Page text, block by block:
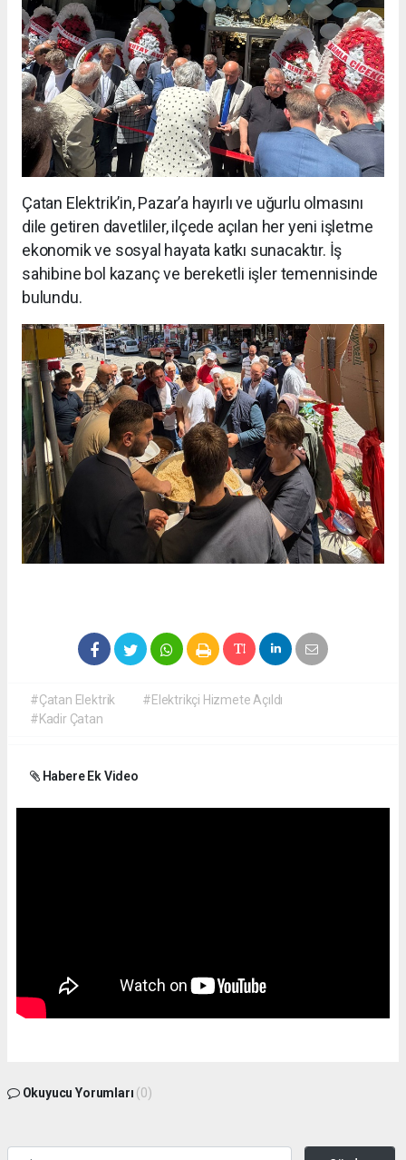
Çatan Elektrik’in, Pazar’a hayırlı ve uğurlu olmasını
dile getiren davetliler, ilçede açılan her yeni işletme
ekonomik ve sosyal hayata katkı sunacaktır. İş
sahibine bol kazanç ve bereketli işler temennisinde
bulundu.
#Çatan Elektrik
#Elektrikçi Hizmete Açıldı
#Kadir Çatan
Habere Ek Video
Okuyucu Yorumları (0)